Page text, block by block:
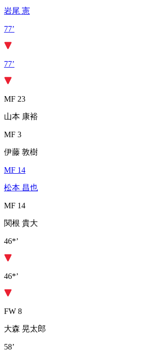
岩尾 憲
77’
77’
MF 23
山本 康裕
MF 3
伊藤 敦樹
MF 14
松本 昌也
MF 14
関根 貴大
46*’
46*’
FW 8
大森 晃太郎
58’